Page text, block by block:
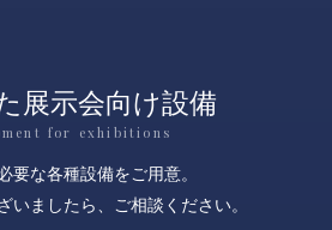
展示会向け設備
for exhibitions
要な各種設備をご用意。
いましたら、ご相談ください。